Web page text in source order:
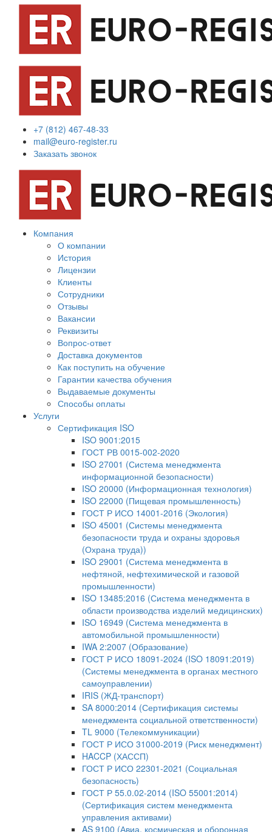
+7 (812) 467-48-33
mail@euro-register.ru
Заказать звонок
Компания
О компании
История
Лицензии
Клиенты
Сотрудники
Отзывы
Вакансии
Реквизиты
Вопрос-ответ
Доставка документов
Как поступить на обучение
Гарантии качества обучения
Выдаваемые документы
Способы оплаты
Услуги
Сертификация ISO
ISO 9001:2015
ГОСТ РВ 0015-002-2020
ISO 27001 (Система менеджмента
информационной безопасности)
ISO 20000 (Информационная технология)
ISO 22000 (Пищевая промышленность)
ГОСТ Р ИСО 14001-2016 (Экология)
ISO 45001 (Системы менеджмента
безопасности труда и охраны здоровья
(Охрана труда))
ISO 29001 (Система менеджмента в
нефтяной, нефтехимической и газовой
промышленности)
ISO 13485:2016 (Система менеджмента в
области производства изделий медицинских)
ISO 16949 (Система менеджмента в
автомобильной промышленности)
IWA 2:2007 (Образование)
ГОСТ Р ИСО 18091-2024 (ISO 18091:2019)
(Системы менеджмента в органах местного
самоуправлении)
IRIS (ЖД-транспорт)
SA 8000:2014 (Сертификация системы
менеджмента социальной ответственности)
TL 9000 (Телекоммуникации)
ГОСТ Р ИСО 31000-2019 (Риск менеджмент)
HACCP (ХАССП)
ГОСТ Р ИСО 22301-2021 (Социальная
безопасность)
ГОСТ Р 55.0.02-2014 (ISO 55001:2014)
(Сертификация систем менеджмента
управления активами)
AS 9100 (Авиа, космическая и оборонная